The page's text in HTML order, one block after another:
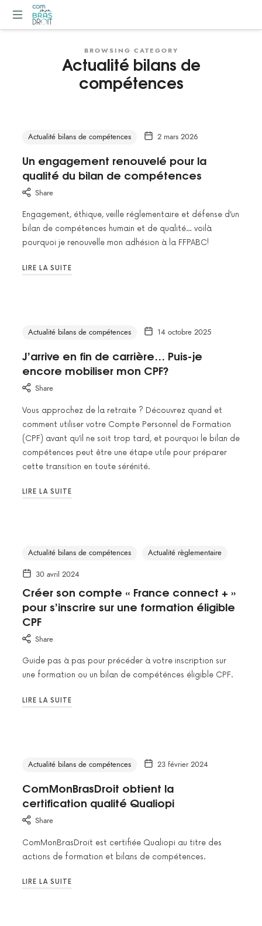
ComMonBrasDroit
organismes
de
BROWSING CATEGORY
Actualité bilans de
compétences
Actualité bilans de compétences 2 mars 2026
Un engagement renouvelé pour la
qualité du bilan de compétences
Share
Engagement, éthique, veille réglementaire et défense d’un
bilan de compétences humain et de qualité… voilà
pourquoi je renouvelle mon adhésion à la FFPABC!
LIRE LA SUITE
Actualité bilans de compétences 14 octobre 2025
J’arrive en fin de carrière… Puis-je
encore mobiliser mon CPF?
Share
Vous approchez de la retraite ? Découvrez quand et
comment utiliser votre Compte Personnel de Formation
(CPF) avant qu’il ne soit trop tard, et pourquoi le bilan de
compétences peut être une étape utile pour préparer
cette transition en toute sérénité.
LIRE LA SUITE
Actualité bilans de compétences Actualité règlementaire
30 avril 2024
Créer son compte « France connect + »
pour s’inscrire sur une formation éligible
CPF
Share
Guide pas à pas pour précéder à votre inscription sur
une formation ou un bilan de compéténces éligible CPF.
LIRE LA SUITE
Actualité bilans de compétences 23 février 2024
ComMonBrasDroit obtient la
certification qualité Qualiopi
Share
ComMonBrasDroit est certifiée Qualiopi au titre des
actions de formation et bilans de compétences.
LIRE LA SUITE